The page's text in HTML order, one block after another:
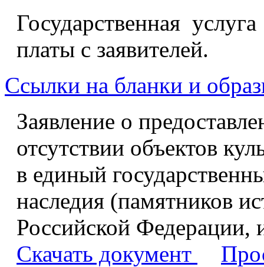
Государственная
платы с заявителей.
Ссылки на бланки и
Заявление о
отсутствии объектов
в единый
наследия (памятников
Российской Федерации,
Скачать документ